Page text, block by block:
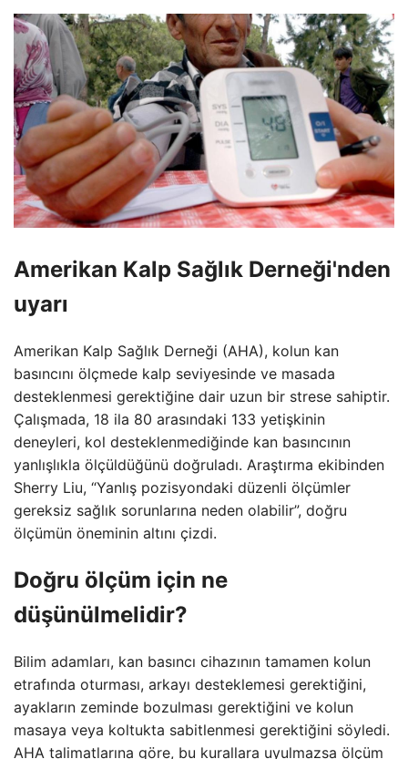
Amerikan Kalp Sağlık Derneği'nden
uyarı
Amerikan Kalp Sağlık Derneği (AHA), kolun kan
basıncını ölçmede kalp seviyesinde ve masada
desteklenmesi gerektiğine dair uzun bir strese sahiptir.
Çalışmada, 18 ila 80 arasındaki 133 yetişkinin
deneyleri, kol desteklenmediğinde kan basıncının
yanlışlıkla ölçüldüğünü doğruladı. Araştırma ekibinden
Sherry Liu, “Yanlış pozisyondaki düzenli ölçümler
gereksiz sağlık sorunlarına neden olabilir”, doğru
ölçümün öneminin altını çizdi.
Doğru ölçüm için ne
düşünülmelidir?
Bilim adamları, kan basıncı cihazının tamamen kolun
etrafında oturması, arkayı desteklemesi gerektiğini,
ayakların zeminde bozulması gerektiğini ve kolun
masaya veya koltukta sabitlenmesi gerektiğini söyledi.
AHA talimatlarına göre, bu kurallara uyulmazsa ölçüm